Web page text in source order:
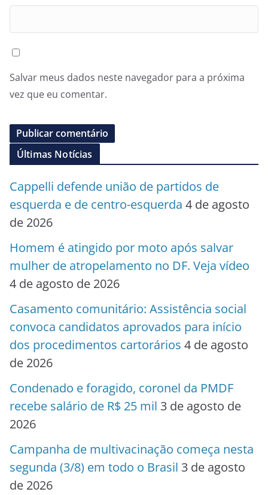
Salvar meus dados neste navegador para a próxima
vez que eu comentar.
Últimas Notícias
Cappelli defende união de partidos de
esquerda e de centro-esquerda 4 de agosto
de 2026
Homem é atingido por moto após salvar
mulher de atropelamento no DF. Veja vídeo
4 de agosto de 2026
Casamento comunitário: Assistência social
convoca candidatos aprovados para início
dos procedimentos cartorários 4 de agosto
de 2026
Condenado e foragido, coronel da PMDF
recebe salário de R$ 25 mil 3 de agosto de
2026
Campanha de multivacinação começa nesta
segunda (3/8) em todo o Brasil 3 de agosto
de 2026